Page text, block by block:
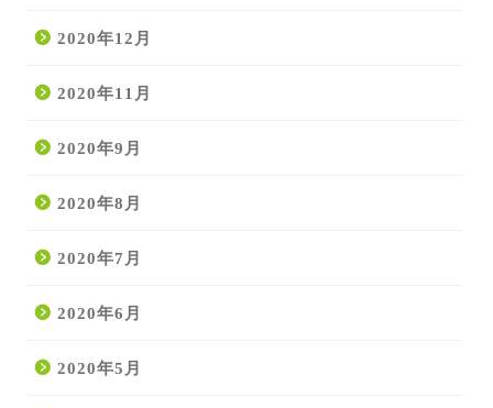
2020年12月
2020年11月
2020年9月
2020年8月
2020年7月
2020年6月
2020年5月